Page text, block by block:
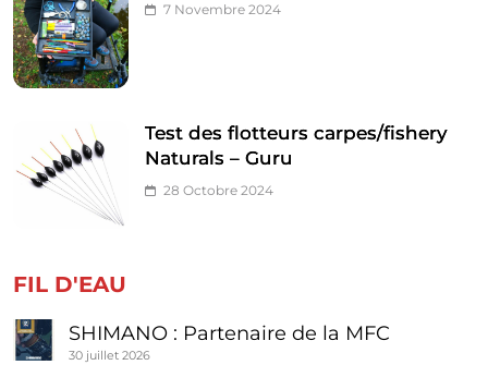
7 Novembre 2024
Test des flotteurs carpes/fishery
Naturals – Guru
28 Octobre 2024
FIL D'EAU
SHIMANO : Partenaire de la MFC
30 juillet 2026